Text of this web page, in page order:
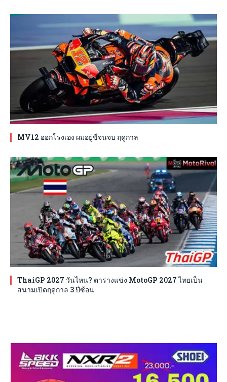
MV12 ออกโรงเอง ผมอยู่ขี่จนจบ ฤดูกาล
ThaiGP 2027 วันไหน? ตารางแข่ง MotoGP 2027 ไทยเป็น
สนามเปิดฤดูกาล 3 ปีซ้อน